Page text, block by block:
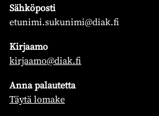
Sähköposti
etunimi.sukunimi@diak.fi
Kirjaamo
kirjaamo@diak.fi
Anna palautetta
Täytä lomake